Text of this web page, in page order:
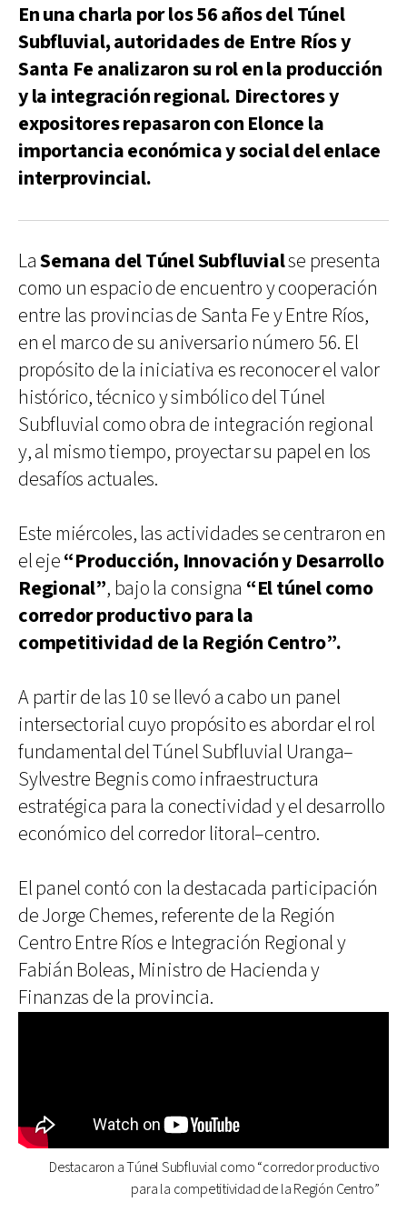
En una charla por los 56 años del Túnel
Subfluvial, autoridades de Entre Ríos y
Santa Fe analizaron su rol en la producción
y la integración regional. Directores y
expositores repasaron con Elonce la
importancia económica y social del enlace
interprovincial.
LaSemana del Túnel Subfluvialse presenta
como un espacio de encuentro y cooperación
entre las provincias de Santa Fe y Entre Ríos,
en el marco de su aniversario número 56. El
propósito de la iniciativa es reconocer el valor
histórico, técnico y simbólico del Túnel
Subfluvial como obra de integración regional
y, al mismo tiempo, proyectar su papel en los
desafíos actuales.
Este miércoles, las actividades se centraron en
el eje“Producción, Innovación y Desarrollo
Regional”, bajo la consigna “El túnel como
corredor productivo para la
competitividad de la Región Centro”.
A partir de las 10 se llevó a cabo un panel
intersectorial cuyo propósito es abordar el rol
fundamental del Túnel Subfluvial Uranga–
Sylvestre Begnis como infraestructura
estratégica para la conectividad y el desarrollo
económico del corredor litoral–centro.
El panel contó con la destacada participación
de Jorge Chemes, referente de la Región
Centro Entre Ríos e Integración Regional y
Fabián Boleas, Ministro de Hacienda y
Finanzas de la provincia.
Destacaron a Túnel Subfluvial como “corredor productivo
para la competitividad de la Región Centro”